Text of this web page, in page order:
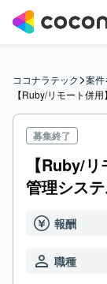
ココナラテック>案件
【Ruby/リモート併
募集終了
【Ruby/
管理シス
報酬
職種